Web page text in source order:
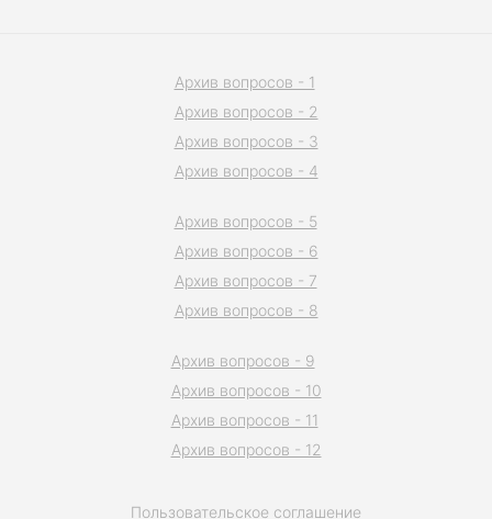
Пользовательское соглашение
Архив вопросов - 1
Архив вопросов - 2
Архив вопросов - 3
Архив вопросов - 4
Архив вопросов - 5
Архив вопросов - 6
Архив вопросов - 7
Архив вопросов - 8
Архив вопросов - 9
Архив вопросов - 10
Архив вопросов - 11
Архив вопросов - 12